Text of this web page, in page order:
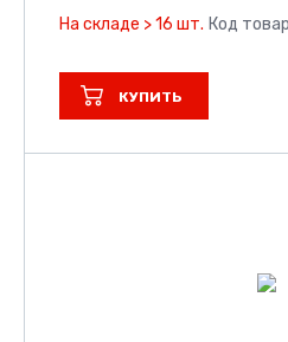
На складе > 16 шт. Код
КУПИТЬ